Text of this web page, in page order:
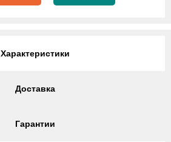
Характеристики
Доставка
Гарантии